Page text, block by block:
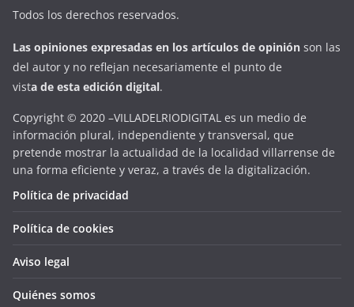
Todos los derechos reservados.
Las opiniones expresadas en los artículos de opinión son las
del autor y no reflejan necesariamente el punto de
vista de esta edición digital.
Copyright © 2020 –VILLADELRIODIGITAL es un medio de
información plural, independiente y transversal, que
pretende mostrar la actualidad de la localidad villarrense de
una forma eficiente y veraz, a través de la digitalización.
Política de privacidad
Política de cookies
Aviso legal
Quiénes somos